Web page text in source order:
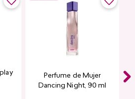
Perfume de Mujer
Dancing Night, 90 ml